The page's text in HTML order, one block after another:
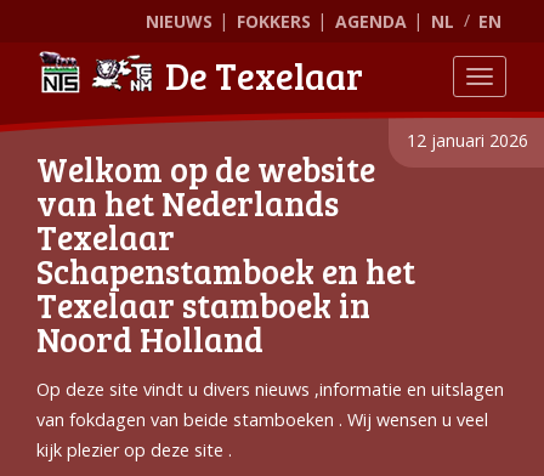
NIEUWS FOKKERS AGENDA NL EN
De Texelaar
12 januari 2026
Welkom op de website
van het Nederlands
Texelaar
Schapenstamboek en het
Texelaar stamboek in
Noord Holland
Op deze site vindt u divers nieuws ,informatie en uitslagen
van fokdagen van beide stamboeken . Wij wensen u veel
kijk plezier op deze site .